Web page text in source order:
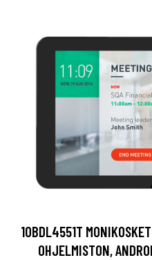
10BDL4551T
OHJELMISTON,